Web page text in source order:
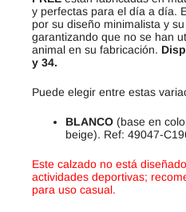
y perfectas para el día a día.
por su diseño minimalista y su
garantizando que no se han
animal en su fabricación.
y 34.
Puede elegir entre estas
BLANCO (base en
beige). Ref: 49047-
Este calzado no está
actividades deportivas;
para uso casual.